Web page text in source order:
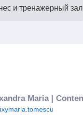
и тренажерный зал